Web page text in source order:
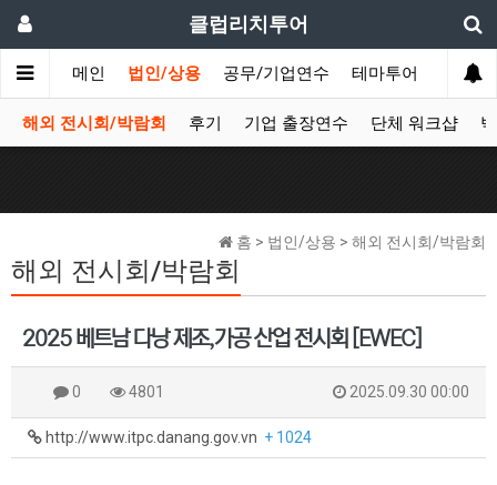
클럽리치투어
메인 법인/상용 공무/기업연수 테마투어 데이투
해외 전시회/박람회 후기 기업 출장연수 단체 워크샵
홈 > 법인/상용 > 해외 전시회/박람회
해외 전시회/박람회
2025 베트남 다낭 제조,가공 산업 전시회 [EWEC]
0 4801 2025.09.30 00:00
http://www.itpc.danang.gov.vn + 1024